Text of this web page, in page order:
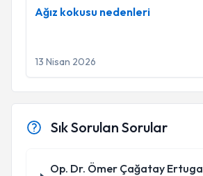
Ağız kokusu nedenleri
13 Nisan 2026
Sık Sorulan Sorular
Op. Dr. Ömer Çağatay